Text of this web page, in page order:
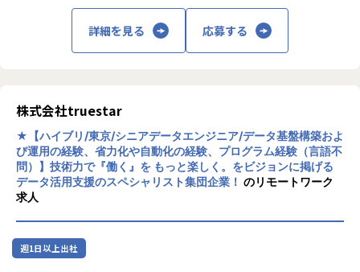
【開発～リリースまでの環境】
・機械学習モデル開発についてはサーバを活用
・プロジェクトによっては車載コンピュータ(ECU)で動かす
【募集背景・課題】
当社は、エッジAIを中身から作り上げる技術力と、業界大手
との協業や自社プロダクト「Actcast」を通じた展開力を併
せ持つスタートアップ企業です。
自動車部品のグローバルサプライヤーである株式会社アイシ
ンと協業し、エッジAIカメラ「ai cast」の開発や、次世代自
動車で使用されるアルゴリズム(外界の認識、モーションプラ
ンニング等)の研究開発などの受託業務にも取り組んでおりま
フレームワーク：PyTorch
ソースコード管理：GitHub
情報共有ツール：Slack・Google Workspace・Notion
【開発～リリースまでの環境】
・機械学習モデル開発についてはサーバを活用
・プロジェクトによっては車載コンピュータ(ECU)で動かす
ことを見越したモデル最適化、Raspberry PiやJetsonへの
デプロイを実施
ップを行っています。
■募集背景
ナウキャストは創業以来、データのプロフェッショナルチー
ムとして多種多様なオルタナティブデータを用いた意思決定
例えば、それぞれ複数のオルタナティブデータを掛け合わせ
・個別企業の業績予測や価格動向を、海外の機関投資家向け
に提供するサービス
・正確な統計を生み出し、日本の主要機関に提供するサービ
ス
など、オルタナティブデータを起点に、多くのサービスを提
供しております。
されています。
【★社風/文化】
データドリブンな意思決定を重視する企業文
いています。新しいアイデアやチャレンジを
歓迎し、質の高いインサイトを提供すること
を目指しています。
【★働き方/リモートワーク】
柔軟な働き方を推奨しており、リモートワー
クも積極的に取り入れています。社員は自宅
とができ、生産性とワークライフバランスを
詳細を見る 応募する
株式会社truestar
★【ハイブリ/東京/シニアデータエンジニア/データ基盤構築およ
び運用の経験、省力化や自動化の経験、プログラム経験（言語不
問）】技術力で『働く』を もっと楽しく。をビジョンに掲げる
データ活用支援のスペシャリスト集団企業！ のリモートワーク
求人
週1日以上出社